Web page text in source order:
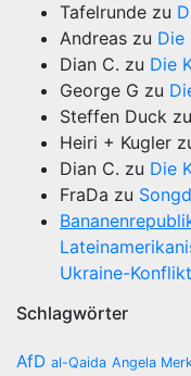
Tafelrunde zu
Andreas zu Die
Dian C. zu Die
George G zu
Steffen Duck zu
Heiri + Kugler
Dian C. zu Die
FraDa zu
Ukraine-Konflikt
Schlagwörter
AfD al-Qaida Angela